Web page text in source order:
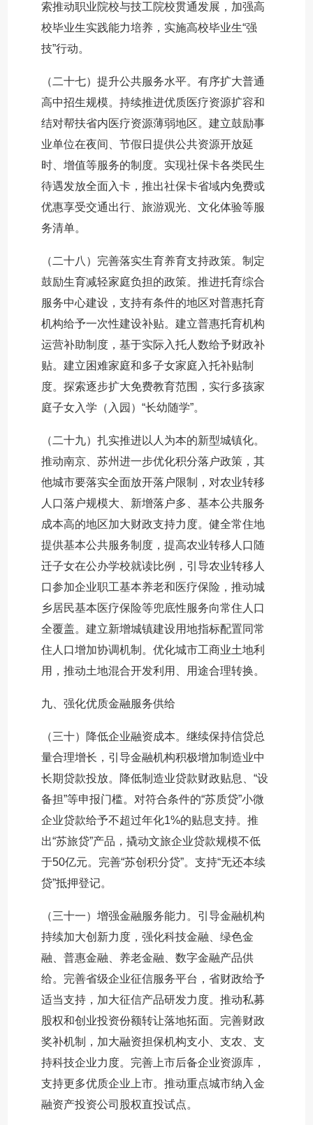
索推动职业院校与技工院校贯通发展，加强高
校毕业生实践能力培养，实施高校毕业生“强
技”行动。
（二十七）提升公共服务水平。有序扩大普通
高中招生规模。持续推进优质医疗资源扩容和
结对帮扶省内医疗资源薄弱地区。建立鼓励事
业单位在夜间、节假日提供公共资源开放延
时、增值等服务的制度。实现社保卡各类民生
待遇发放全面入卡，推出社保卡省域内免费或
优惠享受交通出行、旅游观光、文化体验等服
务清单。
（二十八）完善落实生育养育支持政策。制定
鼓励生育减轻家庭负担的政策。推进托育综合
服务中心建设，支持有条件的地区对普惠托育
机构给予一次性建设补贴。建立普惠托育机构
运营补助制度，基于实际入托人数给予财政补
贴。建立困难家庭和多子女家庭入托补贴制
度。探索逐步扩大免费教育范围，实行多孩家
庭子女入学（入园）“长幼随学”。
（二十九）扎实推进以人为本的新型城镇化。
推动南京、苏州进一步优化积分落户政策，其
他城市要落实全面放开落户限制，对农业转移
人口落户规模大、新增落户多、基本公共服务
成本高的地区加大财政支持力度。健全常住地
提供基本公共服务制度，提高农业转移人口随
迁子女在公办学校就读比例，引导农业转移人
口参加企业职工基本养老和医疗保险，推动城
乡居民基本医疗保险等兜底性服务向常住人口
全覆盖。建立新增城镇建设用地指标配置同常
住人口增加协调机制。优化城市工商业土地利
用，推动土地混合开发利用、用途合理转换。
九、强化优质金融服务供给
（三十）降低企业融资成本。继续保持信贷总
量合理增长，引导金融机构积极增加制造业中
长期贷款投放。降低制造业贷款财政贴息、“设
备担”等申报门槛。对符合条件的“苏质贷”小微
企业贷款给予不超过年化1%的贴息支持。推
出“苏旅贷”产品，撬动文旅企业贷款规模不低
于50亿元。完善“苏创积分贷”。支持“无还本续
贷”抵押登记。
（三十一）增强金融服务能力。引导金融机构
持续加大创新力度，强化科技金融、绿色金
融、普惠金融、养老金融、数字金融产品供
给。完善省级企业征信服务平台，省财政给予
适当支持，加大征信产品研发力度。推动私募
股权和创业投资份额转让落地拓面。完善财政
奖补机制，加大融资担保机构支小、支农、支
持科技企业力度。完善上市后备企业资源库，
支持更多优质企业上市。推动重点城市纳入金
融资产投资公司股权直投试点。